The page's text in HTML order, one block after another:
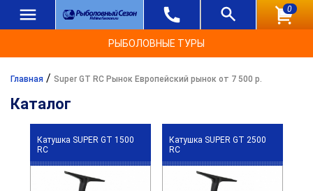
0
РЫБОЛОВНЫЕ ТУРЫ
Главная / Super GT RC Рынок Европейский рынок от 7 500 р.
Каталог
Катушка SUPER GT 1500
RC
Катушка SUPER GT 2500
RC